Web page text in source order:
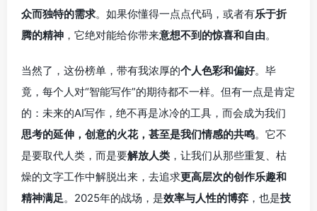
众而独特的需求。如果你懂得一点点代码，或者有乐于折
腾的精神 ，它绝对能给你带来意想不到的惊喜和自由。
当然了，这份榜单，带有我浓厚的个人色彩和偏好。毕
竟，每个人对“智能写作”的期待都不一样。但有一点是肯定
的：未来的AI写作，绝不再是冰冷的工具，而会成为我们
思考的延伸，创意的火花，甚至是我们情感的共鸣。它不
是要取代人类，而是要解放人类 ，让我们从那些重复、枯
燥的文字工作中解脱出来，去追求更高层次的创作乐趣和
精神满足。2025年的战场，是效率与人性的博弈 ，也是技